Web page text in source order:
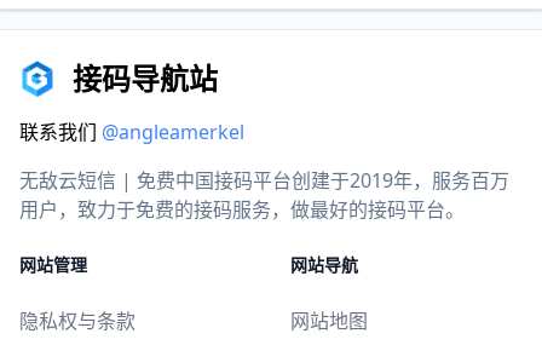
接码导航站
联系我们 @angleamerkel
无敌云短信 | 免费中国接码平台创建于2019年，服务百万
用户，致力于免费的接码服务，做最好的接码平台。
网站管理
隐私权与条款
网站导航
网站地图